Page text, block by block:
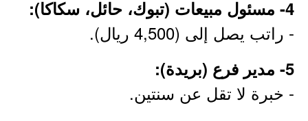
4- مسئول مبيعات (تبوك، حائل، سكاكا):
- راتب يصل إلى (4,500 ريال).
5- مدير فرع (بريدة):
- خبرة لا تقل عن سنتين.